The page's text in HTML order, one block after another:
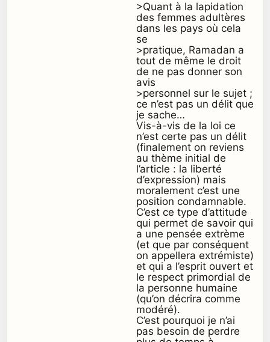
>Quant à la lapidation
des femmes adultères
dans les pays où cela
se
>pratique, Ramadan a
tout de même le droit
de ne pas donner son
avis
>personnel sur le sujet ;
ce n’est pas un délit que
je sache…
Vis-à-vis de la loi ce
n’est certe pas un délit
(finalement on reviens
au thème initial de
l’article : la liberté
d’expression) mais
moralement c’est une
position condamnable.
C’est ce type d’attitude
qui permet de savoir qui
a une pensée extrème
(et que par conséquent
on appellera extrémiste)
et qui a l’esprit ouvert et
le respect primordial de
la personne humaine
(qu’on décrira comme
modéré).
C’est pourquoi je n’ai
pas besoin de perdre